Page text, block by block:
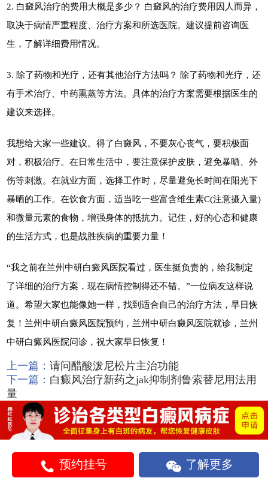
2. 白癜风治疗的费用大概是多少？ 白癜风的治疗费用因人而异，
取决于病情严重程度、治疗方案和所选医院。建议提前咨询医
生，了解详细费用情况。
3. 除了药物和光疗，还有其他治疗方法吗？ 除了药物和光疗，还
有手术治疗、中药熏蒸等方法。具体的治疗方案需要根据医生的
建议来选择。
我想给大家一些建议。得了白癜风，不要灰心丧气，要积极面
对，积极治疗。在日常生活中，要注意保护皮肤，避免暴晒、外
伤等刺激。在就业方面，选择工作时，尽量避免长时间在阳光下
暴晒的工作。在饮食方面，适当吃一些富含维生素C(注意摄入量)
和微量元素的食物，增强身体的抵抗力。记住，好的心态和健康
的生活方式，也是战胜疾病的重要力量！
“我之前在兰州中研白癜风医院看过，医生挺负责的，给我制定
了详细的治疗方案，现在病情控制得还不错。”一位病友这样说
道。希望大家也能像她一样，找到适合自己的治疗方法，早日恢
复！兰州中研白癜风医院预约，兰州中研白癜风医院就诊，兰州
中研白癜风医院问诊，祝大家早日恢复！
上一篇：请问醋酸泼尼松片主治功能
下一篇： 白癜风治疗新药之jak抑制剂鲁索替尼用法用
量
预约挂号 了解更多